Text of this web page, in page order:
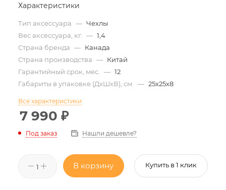
Характеристики
Тип аксессуара — Чехлы
Вес аксессуара, кг.
— 1,4
Страна бренда — Канада
Страна производства — Китай
Гарантийный срок, мес.
— 12
Габариты в упаковке (ДхШхВ), см.
— 25х25х8
Все характеристики
7 990 ₽
Под заказ Нашли дешевле?
В корзину Купить в 1 клик